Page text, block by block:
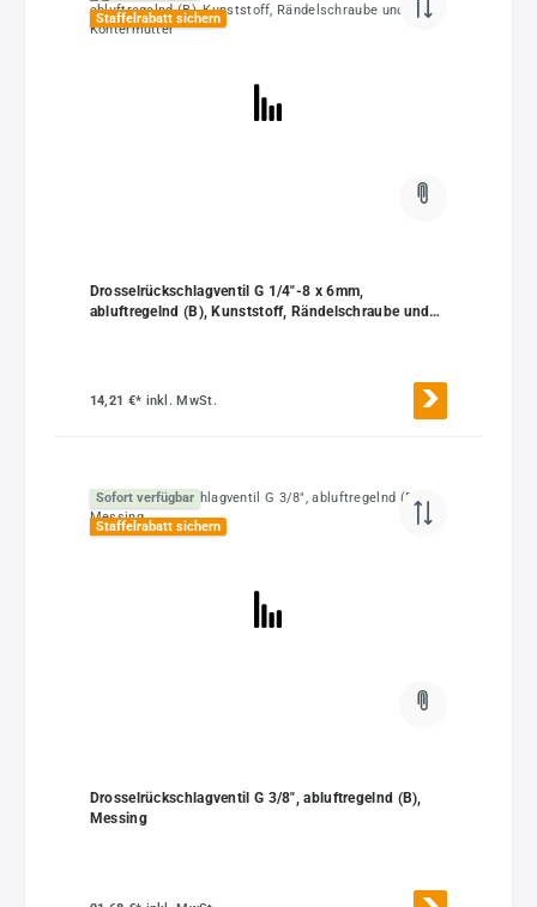
Staffelrabatt sichern
Drosselrückschlagventil G 1/4"-8 x 6mm,
abluftregelnd (B), Kunststoff, Rändelschraube und
14,21 €* inkl. MwSt.
Sofort verfügbar
Staffelrabatt sichern
Drosselrückschlagventil G 3/8", abluftregelnd (B),
Messing